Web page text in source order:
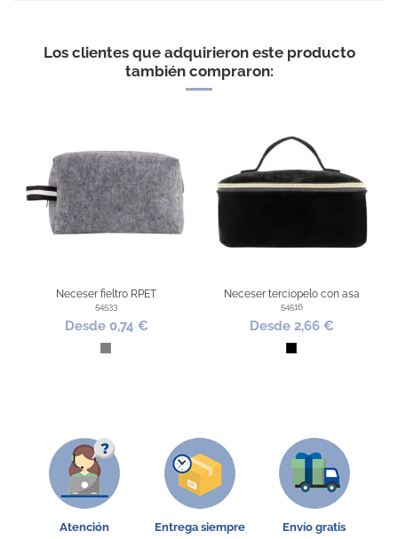
Los clientes que adquirieron este producto
también compraron:
Neceser fieltro RPET
54533
Desde 0,74 €
Gris
Neceser terciopelo con asa
54516
Desde 2,66 €
Negro
Atención
Entrega siempre
Envío gratis